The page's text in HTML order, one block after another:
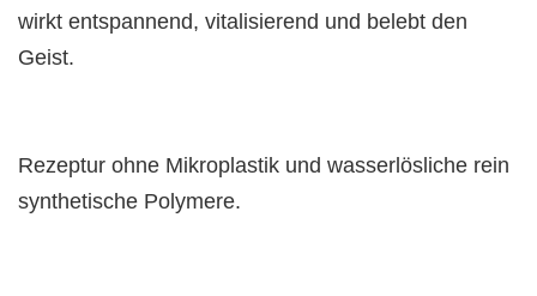
wirkt entspannend, vitalisierend und belebt den
Geist.
Rezeptur ohne Mikroplastik und wasserlösliche rein
synthetische Polymere.